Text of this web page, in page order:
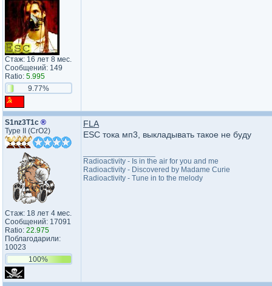
Стаж: 16 лет 8 мес.
Сообщений: 149
Ratio: 5.995
9.77%
S1nz3T1c ®
Type II (CrO2)
Стаж: 18 лет 4 мес.
Сообщений: 17091
Ratio: 22.975
Поблагодарили:
10023
100%
FLA
ESC тока мп3, выкладывать такое не буду
Radioactivity - Is in the air for you and me
Radioactivity - Discovered by Madame Curie
Radioactivity - Tune in to the melody